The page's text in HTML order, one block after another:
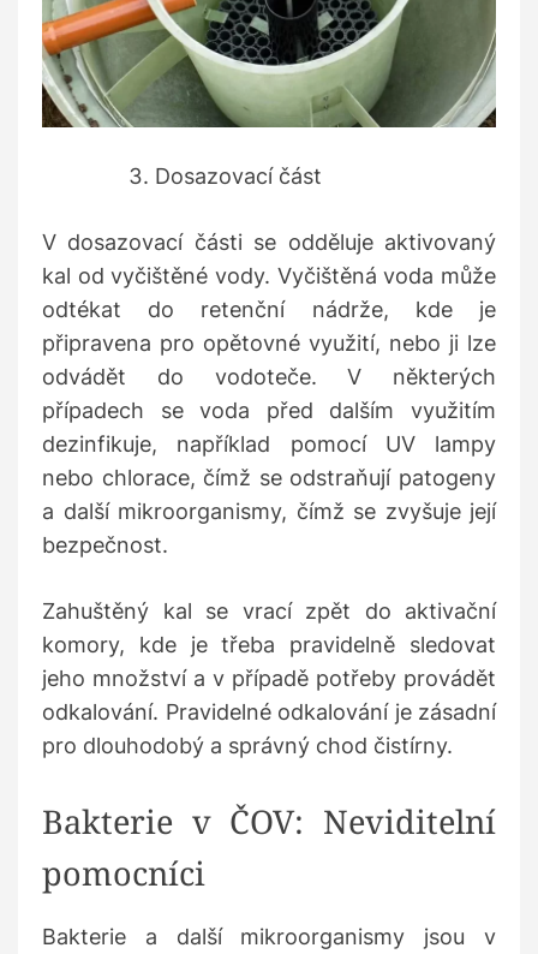
Dosazovací část
V dosazovací části se odděluje aktivovaný
kal od vyčištěné vody. Vyčištěná voda může
odtékat do retenční nádrže, kde je
připravena pro opětovné využití, nebo ji lze
odvádět do vodoteče. V některých
případech se voda před dalším využitím
dezinfikuje, například pomocí UV lampy
nebo chlorace, čímž se odstraňují patogeny
a další mikroorganismy, čímž se zvyšuje její
bezpečnost.
Zahuštěný kal se vrací zpět do aktivační
komory, kde je třeba pravidelně sledovat
jeho množství a v případě potřeby provádět
odkalování. Pravidelné odkalování je zásadní
pro dlouhodobý a správný chod čistírny.
Bakterie v ČOV: Neviditelní
pomocníci
Bakterie a další mikroorganismy jsou v